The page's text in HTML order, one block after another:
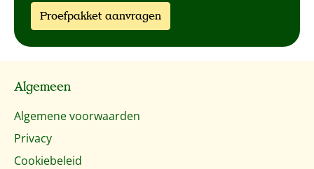
Proefpakket aanvragen
Algemeen
Algemene voorwaarden
Privacy
Cookiebeleid